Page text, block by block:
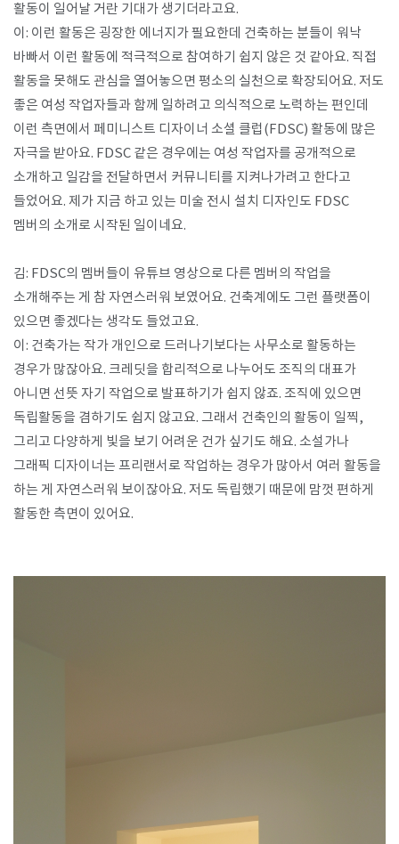
활동이 일어날 거란 기대가 생기더라고요.
이: 이런 활동은 굉장한 에너지가 필요한데 건축하는 분들이 워낙
바빠서 이런 활동에 적극적으로 참여하기 쉽지 않은 것 같아요. 직접
활동을 못해도 관심을 열어놓으면 평소의 실천으로 확장되어요. 저도
좋은 여성 작업자들과 함께 일하려고 의식적으로 노력하는 편인데
이런 측면에서 페미니스트 디자이너 소셜 클럽(FDSC) 활동에 많은
자극을 받아요. FDSC 같은 경우에는 여성 작업자를 공개적으로
소개하고 일감을 전달하면서 커뮤니티를 지켜나가려고 한다고
들었어요. 제가 지금 하고 있는 미술 전시 설치 디자인도 FDSC
멤버의 소개로 시작된 일이네요.
김: FDSC의 멤버들이 유튜브 영상으로 다른 멤버의 작업을
소개해주는 게 참 자연스러워 보였어요. 건축계에도 그런 플랫폼이
있으면 좋겠다는 생각도 들었고요.
이: 건축가는 작가 개인으로 드러나기보다는 사무소로 활동하는
경우가 많잖아요. 크레딧을 합리적으로 나누어도 조직의 대표가
아니면 선뜻 자기 작업으로 발표하기가 쉽지 않죠. 조직에 있으면
독립활동을 겸하기도 쉽지 않고요. 그래서 건축인의 활동이 일찍,
그리고 다양하게 빛을 보기 어려운 건가 싶기도 해요. 소설가나
그래픽 디자이너는 프리랜서로 작업하는 경우가 많아서 여러 활동을
하는 게 자연스러워 보이잖아요. 저도 독립했기 때문에 맘껏 편하게
활동한 측면이 있어요.